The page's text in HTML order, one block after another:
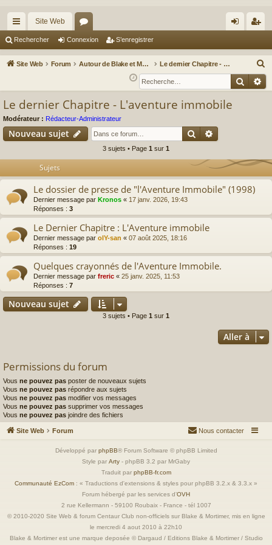
cc
ès
Site Web
or
u ne
xi
nr
eg
Rechercher Connexion S’enregistrer
Site Web Forum Autour de Blake et Mortimer : Le nouveau chapitre / Un autre regard sur Blake et Mortimer Le dernier Chapitre - L'aventure immobile
e
c
Le dernier Chapitre - L'aventure immobile
Modérateur : Rédacteur-Administrateur
Nouveau sujet Rechercher
3 sujets • Page 1 sur 1
Sujets
Le dossier de presse de "l'Aventure Immobile" (1998)
Dernier message par Kronos « 17 janv. 2026, 19:43
Réponses : 3
Le Dernier Chapitre : L'Aventure immobile
Dernier message par olY-san « 07 août 2025, 18:16
Réponses : 19
Quelques crayonnés de l'Aventure Immobile.
Dernier message par freric « 25 janv. 2025, 11:53
Réponses : 7
Nouveau sujet
3 sujets • Page 1 sur 1
Aller à
Permissions du forum
Vous ne pouvez pas poster de nouveaux sujets
Vous ne pouvez pas répondre aux sujets
Vous ne pouvez pas modifier vos messages
Vous ne pouvez pas supprimer vos messages
Vous ne pouvez pas joindre des fichiers
Site Web Forum Nous contacter
Développé par phpBB® Forum Software © phpBB Limited
Style par Arty - phpBB 3.2 par MrGaby
Traduit par phpBB-fr.com
Communauté EzCom : « Traductions d'extensions & styles pour phpBB 3.2.x & 3.3.x »
Forum hébergé par les services d’OVH
2 rue Kellermann - 59100 Roubaix - France - tél 1007
© 2010-2020 Site Web & forum Centaur Club non-officiels sur Blake & Mortimer, mis en ligne
le mercredi 4 aout 2010 à 22h10
Blake & Mortimer est une marque deposée © Dargaud / Editions Blake & Mortimer / Studio